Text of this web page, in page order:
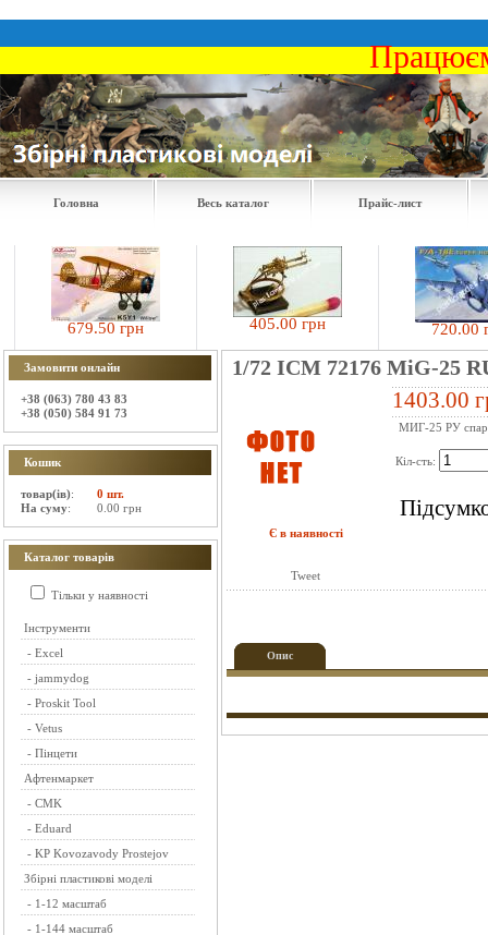
Головна Весь каталог Прайс-лист
679.50 грн 405.00 грн 720.00 грн
Замовити онлайн
+38 (063) 780 43 83
+38 (050) 584 91 73
Кошик
товар(ів):
0 шт.
На суму: 0.00 грн
Каталог товарів
Тільки у наявності
Інструменти
- Excel
- jammydog
- Proskit Tool
- Vetus
- Пінцети
Афтенмаркет
- CMK
- Eduard
- KP Kovozavody Prostejov
Збірні пластикові моделі
- 1-12 масштаб
- 1-144 масштаб
1/72 ICM 72176 MiG-25
Є в наявності
Tweet
1403.00
МИГ-25 РУ
Кіл-сть:
Опис